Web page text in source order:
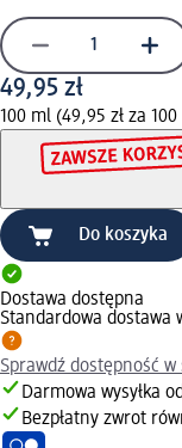
49,95 zł
100 ml (49,95 zł za
Do koszyka
Dostawa dostępna
Standardowa dostawa
Sprawdź dostępność
Darmowa wysyłka
Bezpłatny zwrot